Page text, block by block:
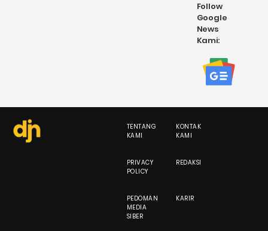
Follow
Google
News
Kami:
TENTANG
KAMI
KONTAK
KAMI
PRIVACY
POLICY
REDAKSI
PEDOMAN
MEDIA
SIBER
KARIR